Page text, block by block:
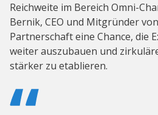
Reichweite im Bereich Omni-
Bernik, CEO und Mitgründer
Partnerschaft eine Chance, die
weiter auszubauen und
stärker zu etablieren.